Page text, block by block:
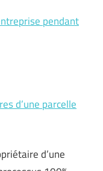
pendant
d’une parcelle
d’une